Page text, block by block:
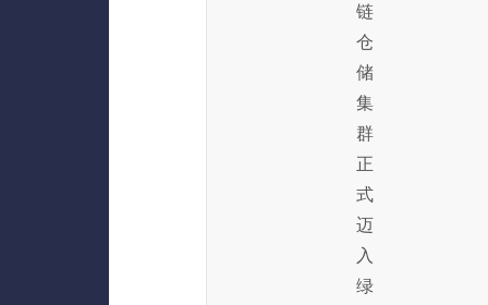
链
仓
储
集
群
正
式
迈
入
绿